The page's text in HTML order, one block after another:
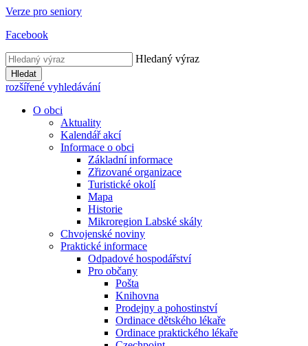
Verze pro seniory
Facebook
Hledaný výraz
Hledat
rozšířené vyhledávání
O obci
Aktuality
Kalendář akcí
Informace o obci
Základní informace
Zřizované organizace
Turistické okolí
Mapa
Historie
Mikroregion Labské skály
Chvojenské noviny
Praktické informace
Odpadové hospodářství
Pro občany
Pošta
Knihovna
Prodejny a pohostinství
Ordinace dětského lékaře
Ordinace praktického lékaře